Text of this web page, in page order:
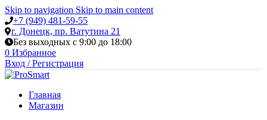
Skip to navigation Skip to main content
+7 (949) 481-59-55
г. Донецк, пр. Ватутина 21
Без выходных с 9:00 до 18:00
0 Избранное
Вход / Регистрация
Главная
Магазин